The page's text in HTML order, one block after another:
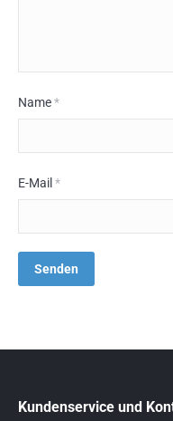
Name*
E-Mail *
Kundenservice und